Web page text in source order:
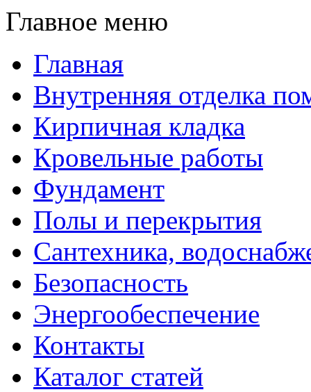
Главное меню
Главная
Внутренняя отделка
Кирпичная кладка
Кровельные работы
Фундамент
Полы и перекрытия
Сантехника,
Безопасность
Энергообеспечение
Контакты
Каталог статей